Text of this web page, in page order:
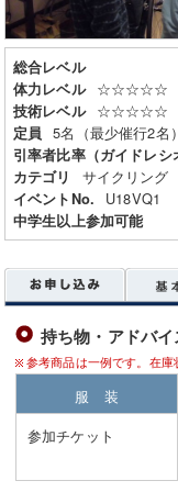
総合レベル
体力レベル
☆☆☆☆☆
技術レベル ☆☆☆☆☆
定員 5名（最少催行2名）
引率者比率（ガイドレシ
カテゴリ サイクリング
イベントNo. U18VQ1
中学生以上参加可能
持ち物・アドバイ
参考商品は一例です。在
服 装
参加チケット